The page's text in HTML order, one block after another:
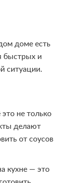
доме есть
быстрых и
ситуации.
не только
делают
от соусов
кухне — это